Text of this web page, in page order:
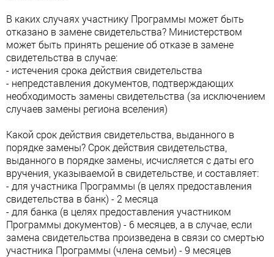
В каких случаях участнику Программы может быть
отказано в замене свидетельства? Министерством
может быть принять решение об отказе в замене
свидетельства в случае:
- истечения срока действия свидетельства
- непредставления документов, подтверждающих
необходимость замены свидетельства (за исключением
случаев замены региона вселения)
Какой срок действия свидетельства, выданного в
порядке замены? Срок действия свидетельства,
выданного в порядке замены, исчисляется с даты его
вручения, указываемой в свидетельстве, и составляет:
- для участника Программы (в целях предоставления
свидетельства в банк) - 2 месяца
- для банка (в целях предоставления участником
Программы документов) - 6 месяцев, а в случае, если
замена свидетельства произведена в связи со смертью
участника Программы (члена семьи) - 9 месяцев